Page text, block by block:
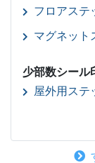
フロアステ
マグネット
少部数シール
屋外用ステ